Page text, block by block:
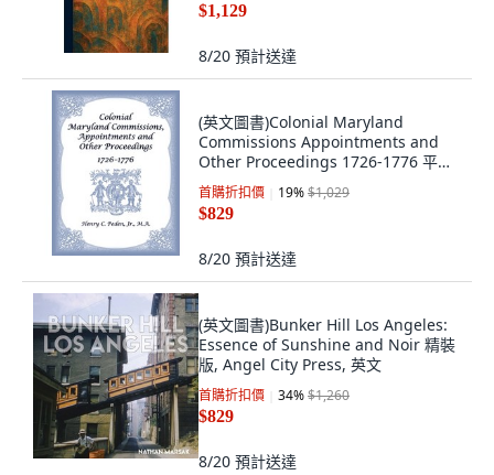
$1,129
8/20 預計送達
(英文圖書)Colonial Maryland
Commissions Appointments and
Other Proceedings 1726-1776 平裝
版, Heritage Books, 英文
首購折扣價 19%$1,029
$829
8/20 預計送達
(英文圖書)Bunker Hill Los Angeles:
Essence of Sunshine and Noir 精裝
版, Angel City Press, 英文
首購折扣價 34%$1,260
$829
8/20 預計送達